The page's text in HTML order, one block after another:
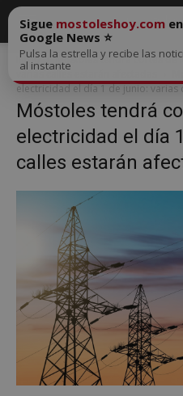
Inicio
Móstoles tendrá cortes de
varias calles estarán afectadas
electricidad el día 1 de junio: varias
Móstoles tendrá
electricidad el día
calles estarán
Sigue mostoleshoy.com en
Google News ⭐
Pulsa la estrella y recibe las
al instante